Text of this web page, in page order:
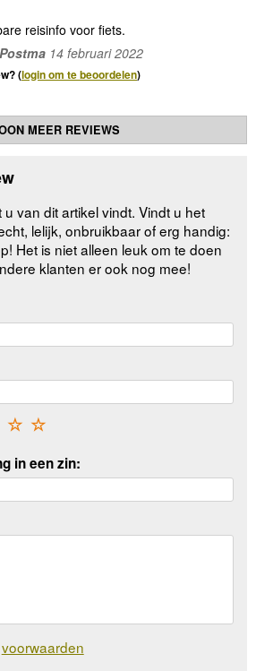
reisinfo voor fiets.
14 februari 2022
(login om te beoordelen)
MEER REVIEWS
van dit artikel vindt. Vindt u het
lelijk, onbruikbaar of erg handig:
Het is niet alleen leuk om te doen
klanten er ook nog mee!
☆
☆
in een zin:
voorwaarden